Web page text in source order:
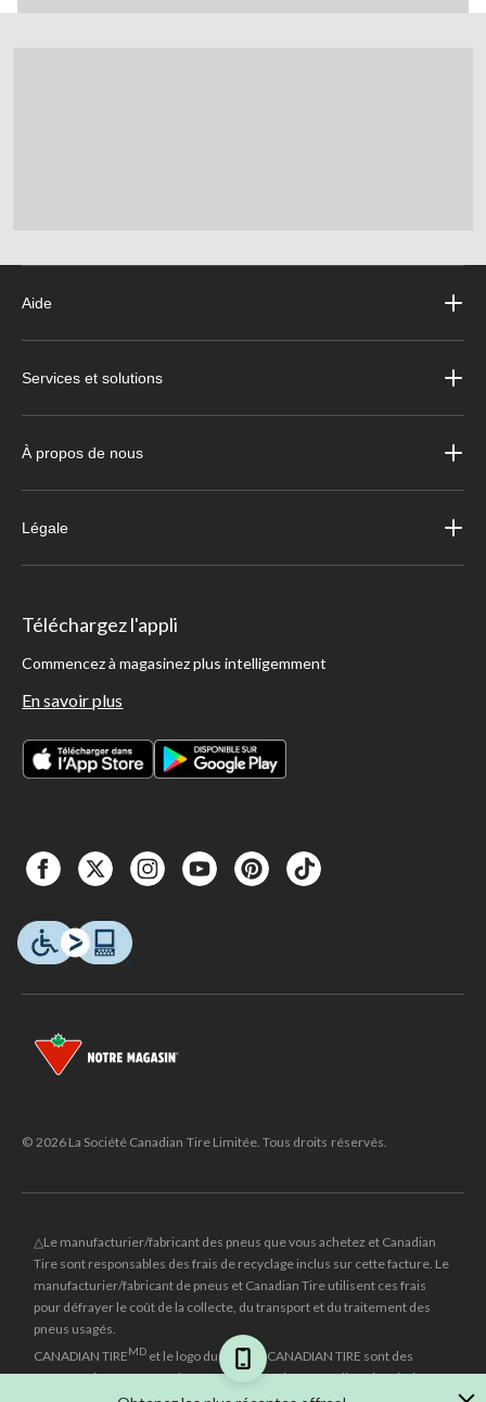
Aide
Services et solutions
À propos de nous
Légale
Téléchargez l'appli
Commencez à magasinez plus intelligemment
En savoir plus
© 2026 La Société Canadian Tire Limitée. Tous droits réservés.
△Le manufacturier/fabricant des pneus que vous achetez et Canadian
Tire sont responsables des frais de recyclage inclus sur cette facture. Le
manufacturier/fabricant de pneus et Canadian Tire utilisent ces frais
pour défrayer le coût de la collecte, du transport et du traitement des
pneus usagés.
CANADIAN TIREMD et le logo du triangle CANADIAN TIRE sont des
marques de commerce déposées de la Société Canadian Tire Limitée.